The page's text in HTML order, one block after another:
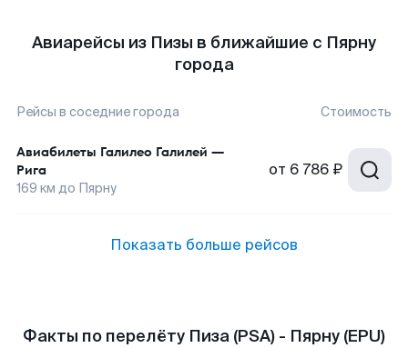
Авиарейсы из Пизы в ближайшие с Пярну
города
Рейсы в соседние города Стоимость
Авиабилеты Галилео Галилей —
Рига
169 км до Пярну
от 6 786 ₽
Показать больше рейсов
Факты по перелёту Пиза (PSA) - Пярну (EPU)